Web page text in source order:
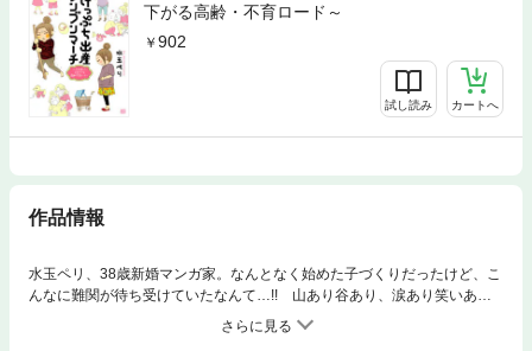
下がる高齢・不育ロード～
902
試し読み カートへ
作品情報
水玉ペリ、38歳新婚マンガ家。なんとなく始めた子づくりだったけど、こ
んなに難関が待ち受けていたなんて…!! 山あり谷あり、涙あり笑いあり